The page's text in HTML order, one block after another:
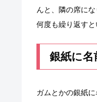
んと、隣の席に
何度も繰り返すと
銀紙に
ガムとかの銀紙